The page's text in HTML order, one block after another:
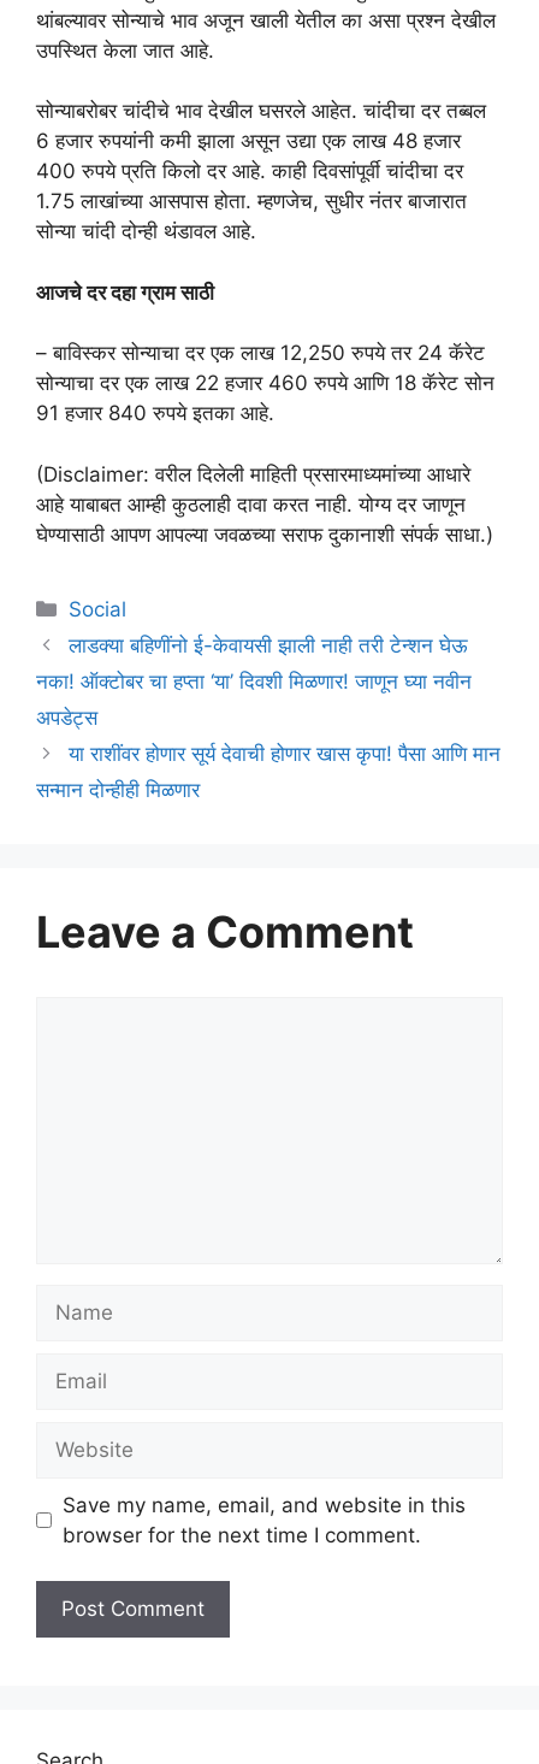
थांबल्यावर सोन्याचे भाव अजून खाली येतील का असा प्रश्न देखील
उपस्थित केला जात आहे.
सोन्याबरोबर चांदीचे भाव देखील घसरले आहेत. चांदीचा दर तब्बल
6 हजार रुपयांनी कमी झाला असून उद्या एक लाख 48 हजार
400 रुपये प्रति किलो दर आहे. काही दिवसांपूर्वी चांदीचा दर
1.75 लाखांच्या आसपास होता. म्हणजेच, सुधीर नंतर बाजारात
सोन्या चांदी दोन्ही थंडावल आहे.
आजचे दर दहा ग्राम साठी
– बाविस्कर सोन्याचा दर एक लाख 12,250 रुपये तर 24 कॅरेट
सोन्याचा दर एक लाख 22 हजार 460 रुपये आणि 18 कॅरेट सोन
91 हजार 840 रुपये इतका आहे.
(Disclaimer: वरील दिलेली माहिती प्रसारमाध्यमांच्या आधारे
आहे याबाबत आम्ही कुठलाही दावा करत नाही. योग्य दर जाणून
घेण्यासाठी आपण आपल्या जवळच्या सराफ दुकानाशी संपर्क साधा.)
Categories
Social
लाडक्या बहिणींनो ई-केवायसी झाली नाही तरी टेन्शन घेऊ
नका! ऑक्टोबर चा हप्ता ‘या’ दिवशी मिळणार! जाणून घ्या नवीन
अपडेट्स
या राशींवर होणार सूर्य देवाची होणार खास कृपा! पैसा आणि मान
सन्मान दोन्हीही मिळणार
Leave a Comment
Save my name, email, and website in this
browser for the next time I comment.